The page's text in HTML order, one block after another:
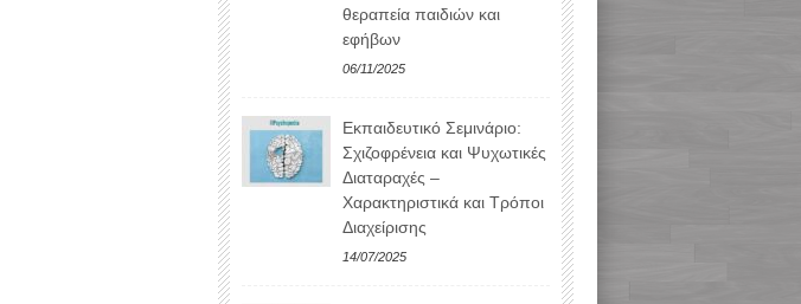
θεραπεία παιδιών και
εφήβων
06/11/2025
Εκπαιδευτικό Σεμινάριο:
Σχιζοφρένεια και Ψυχωτικές
Διαταραχές –
Χαρακτηριστικά και Τρόποι
Διαχείρισης
14/07/2025